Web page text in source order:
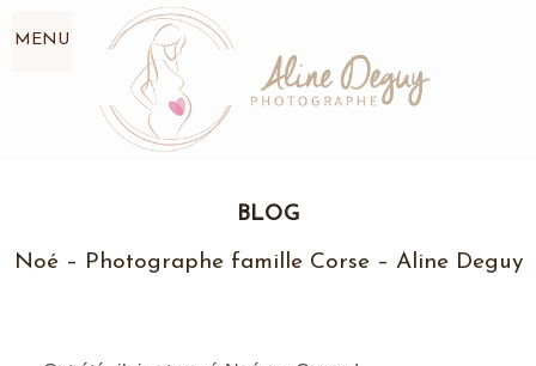
MENU
BLOG
Noé – Photographe famille Corse – Aline Deguy